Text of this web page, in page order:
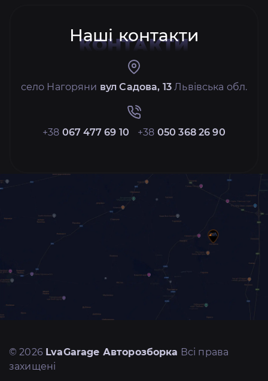
Наші контакти
КОНТАКТИ
село Нагоряни вул Садова, 13 Львівська обл.
+38 067 477 69 10 +38 050 368 26 90
© 2026 LvaGarage Авторозборка Всі права
захищені